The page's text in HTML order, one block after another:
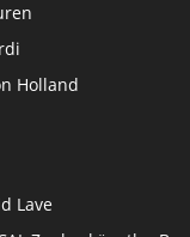
Holland
Lave